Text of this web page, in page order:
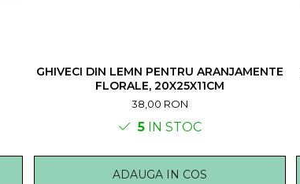
GHIVECI DIN LEMN PENTRU ARANJAMENTE
FLORALE, 20X25X11CM
38,00 RON
5IN STOC
ADAUGA IN COS